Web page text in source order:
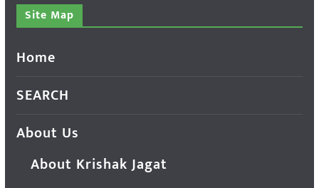
Site Map
Home
SEARCH
About Us
About Krishak Jagat